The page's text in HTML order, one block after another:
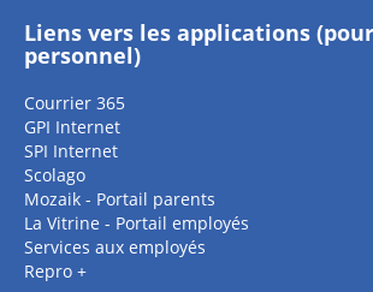
Liens vers les applications
personnel)
Courrier 365
GPI Internet
SPI Internet
Scolago
Mozaik - Portail parents
La Vitrine - Portail employés
Services aux employés
Repro +